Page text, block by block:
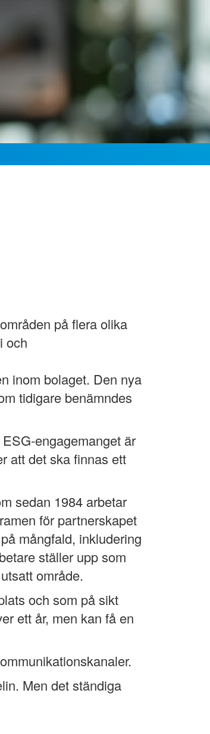
på flera olika
och
inom bolaget. Den nya
tidigare benämndes
engagemanget är
att det ska finnas ett
sedan 1984 arbetar
för partnerskapet
mångfald, inkludering
ställer upp som
område.
och som på sikt
ett år, men kan få en
Men det ständiga